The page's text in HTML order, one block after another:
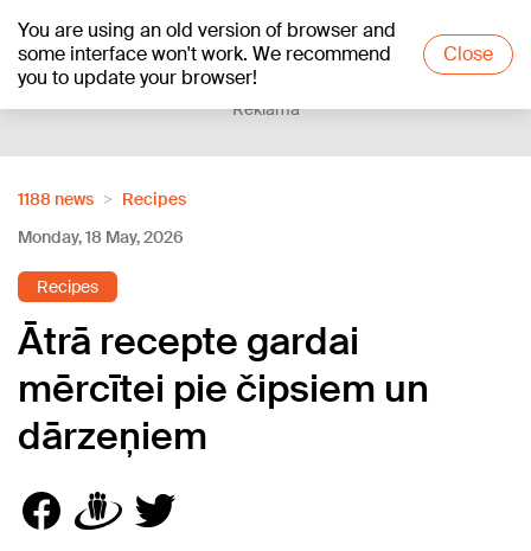
You are using an old version of browser and
some interface won't work. We recommend
you to update your browser!
Close
+17°C
Reklāma
1188 news
Recipes
Monday, 18 May, 2026
Recipes
Ātrā recepte gardai
mērcītei pie čipsiem un
dārzeņiem